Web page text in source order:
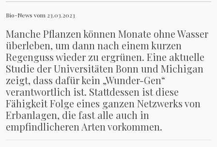
Bio-News vom 23.03.2023
Manche Pflanzen können Monate ohne Wasser
überleben, um dann nach einem kurzen
Regenguss wieder zu ergrünen. Eine aktuelle
Studie der Universitäten Bonn und Michigan
zeigt, dass dafür kein „Wunder-Gen“
verantwortlich ist. Stattdessen ist diese
Fähigkeit Folge eines ganzen Netzwerks von
Erbanlagen, die fast alle auch in
empfindlicheren Arten vorkommen.